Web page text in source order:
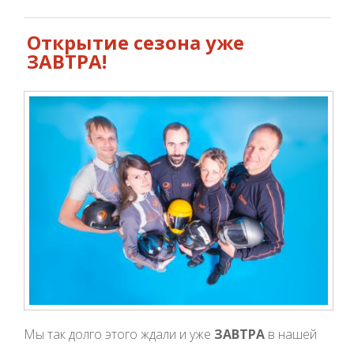
Открытие сезона уже
ЗАВТРА!
Мы так долго этого ждали и уже ЗАВТРА в нашей